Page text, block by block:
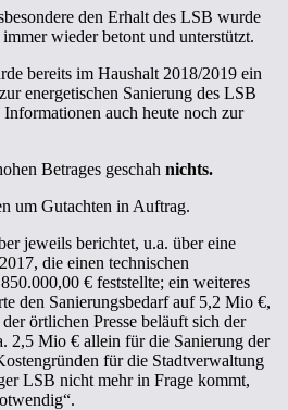
den Erhalt des LSB wurde
wieder betont und unterstützt.
bereits im Haushalt 2018/2019 ein
energetischen Sanierung des LSB
auch heute noch zur
Betrages geschah nichts.
um Gutachten in Auftrag.
jeweils berichtet, u.a. über eine
die einen technischen
€ feststellte; ein weiteres
den Sanierungsbedarf auf 5,2 Mio €,
örtlichen Presse beläuft sich der
2,5 Mio € allein für die Sanierung der
für die Stadtverwaltung
LSB nicht mehr in Frage kommt,